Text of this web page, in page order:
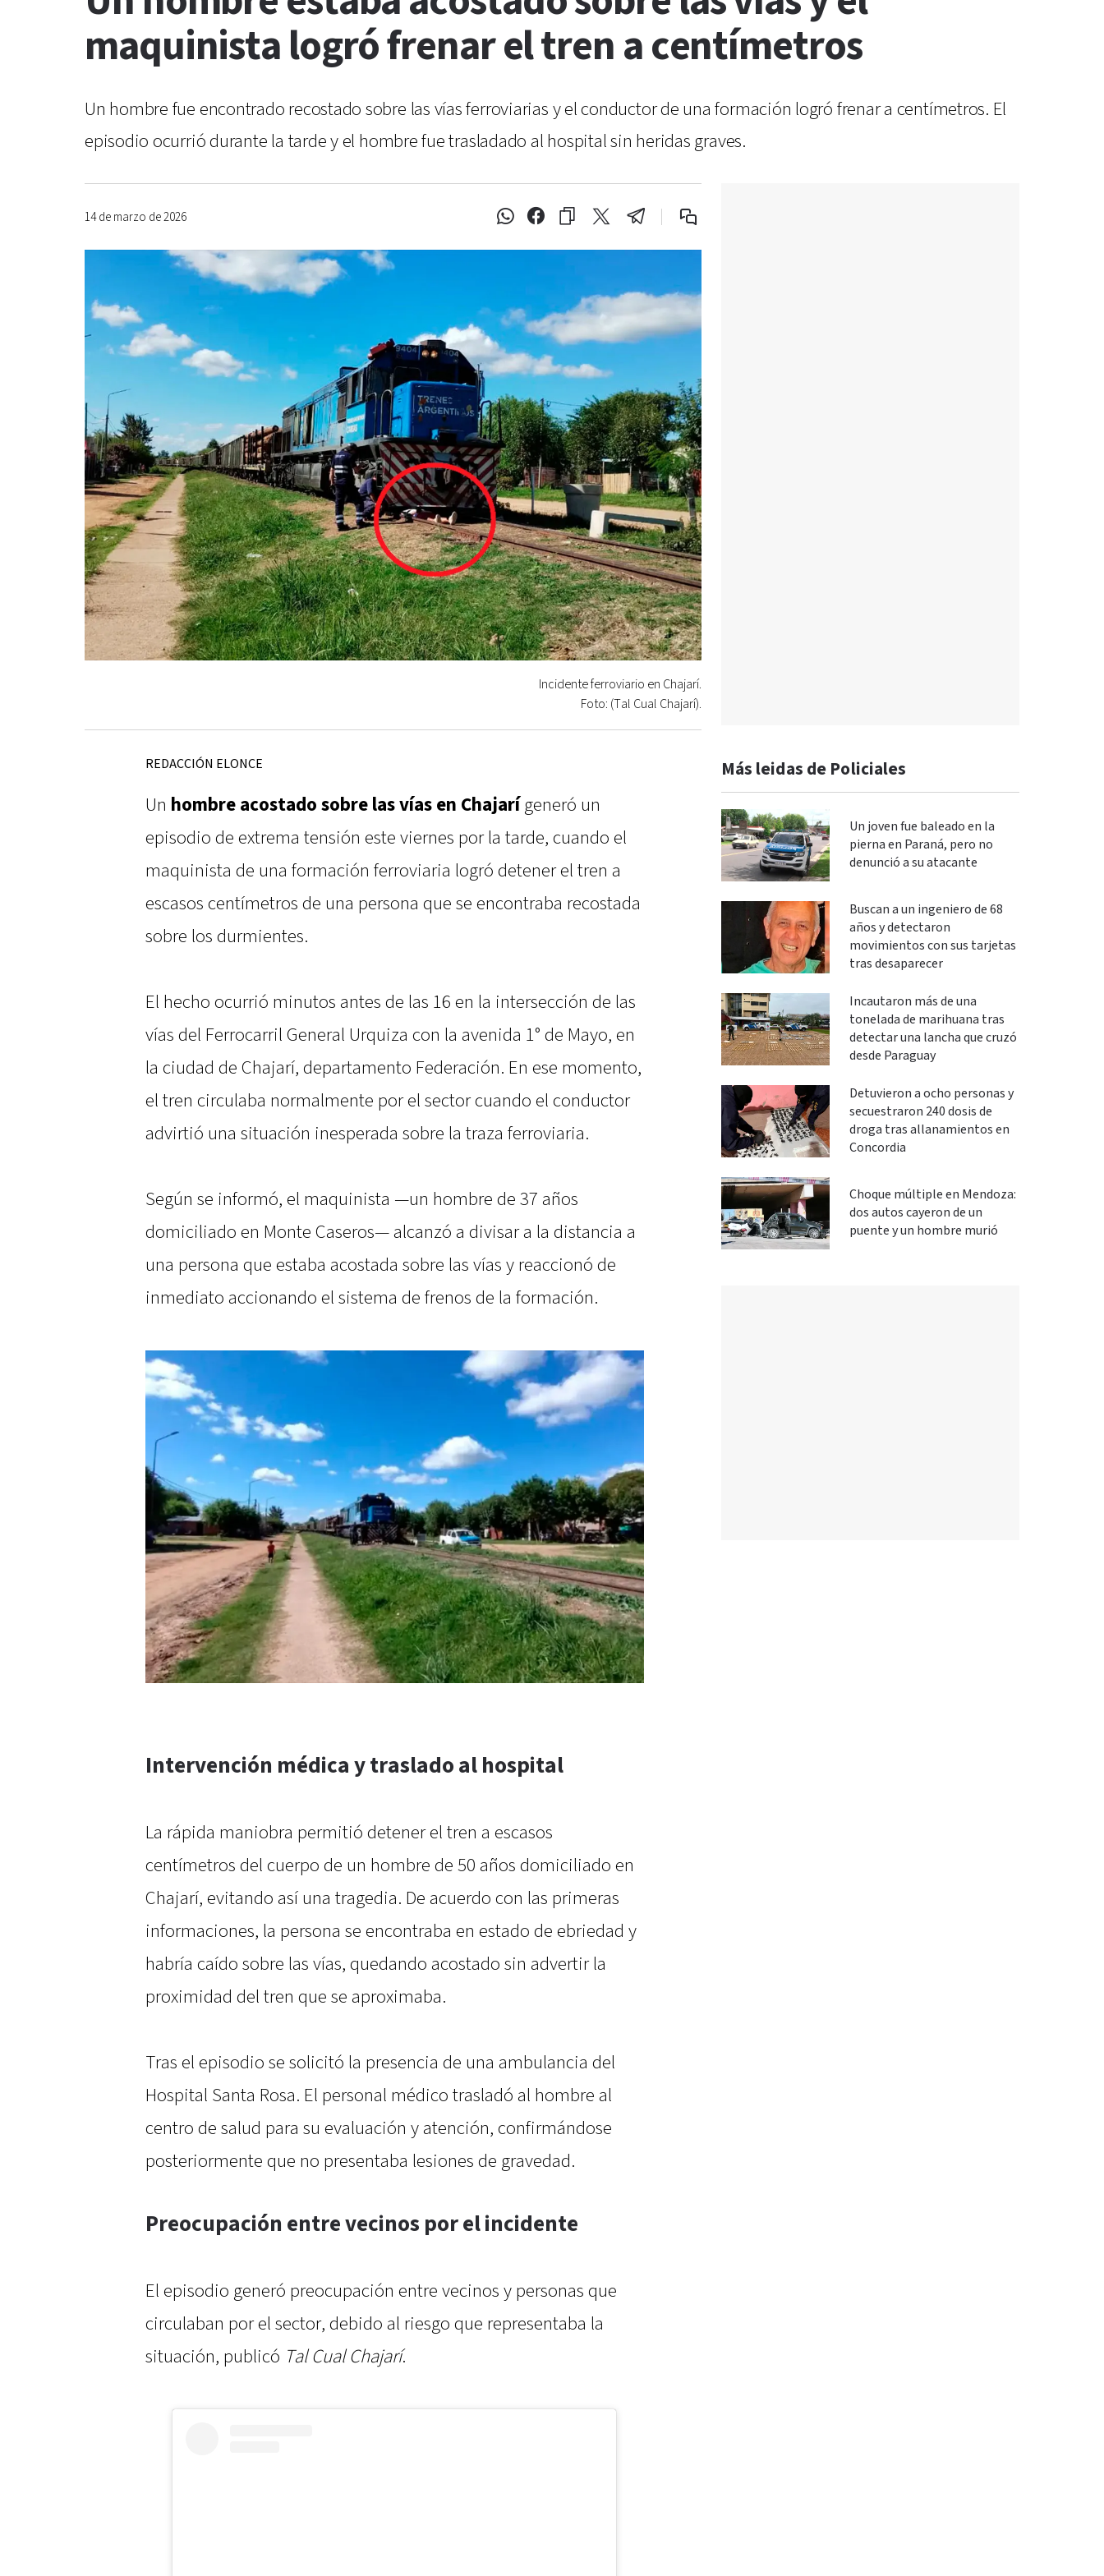
maquinista logró frenar el tren a centímetros
Un hombre fue encontrado recostado sobre las vías ferroviarias y el conductor de una formación logró frenar a centímetros. El
episodio ocurrió durante la tarde y el hombre fue trasladado al hospital sin heridas graves.
14 de marzo de 2026
Incidente ferroviario en Chajarí.
Foto: (Tal Cual Chajarí).
REDACCIÓN ELONCE
Un hombre acostado sobre las vías en Chajarígeneró un
episodio de extrema tensión este viernes por la tarde, cuando el
maquinista de una formación ferroviaria logró detener el tren a
escasos centímetros de una persona que se encontraba recostada
sobre los durmientes.
El hecho ocurrió minutos antes de las 16 en la intersección de las
vías del Ferrocarril General Urquiza con la avenida 1° de Mayo, en
la ciudad de Chajarí, departamento Federación. En ese momento,
el tren circulaba normalmente por el sector cuando el conductor
advirtió una situación inesperada sobre la traza ferroviaria.
Según se informó, el maquinista —un hombre de 37 años
domiciliado en Monte Caseros— alcanzó a divisar a la distancia a
una persona que estaba acostada sobre las vías y reaccionó de
inmediato accionando el sistema de frenos de la formación.
Intervención médica y traslado al hospital
La rápida maniobra permitió detener el tren a escasos
centímetros del cuerpo de un hombre de 50 años domiciliado en
Chajarí, evitando así una tragedia. De acuerdo con las primeras
informaciones, la persona se encontraba en estado de ebriedad y
habría caído sobre las vías, quedando acostado sin advertir la
proximidad del tren que se aproximaba.
Tras el episodio se solicitó la presencia de una ambulancia del
Hospital Santa Rosa. El personal médico trasladó al hombre al
centro de salud para su evaluación y atención, confirmándose
posteriormente que no presentaba lesiones de gravedad.
Preocupación entre vecinos por el incidente
El episodio generó preocupación entre vecinos y personas que
circulaban por el sector, debido al riesgo que representaba la
situación, publicó Tal Cual Chajarí.
Más leidas de Policiales
Un joven fue baleado en la
pierna en Paraná, pero no
denunció a su atacante
Buscan a un ingeniero de 68
años y detectaron
movimientos con sus tarjetas
tras desaparecer
Incautaron más de una
tonelada de marihuana tras
detectar una lancha que cruzó
desde Paraguay
Detuvieron a ocho personas y
secuestraron 240 dosis de
droga tras allanamientos en
Concordia
Choque múltiple en Mendoza:
dos autos cayeron de un
puente y un hombre murió